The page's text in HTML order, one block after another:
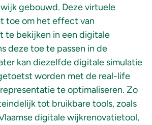
gebouwd. Deze virtuele
toe om het effect van
te bekijken in een digitale
deze toe te passen in de
kan diezelfde digitale simulatie
worden met de real-life
te optimaliseren. Zo
tot bruikbare tools, zoals
digitale wijkrenovatietool,